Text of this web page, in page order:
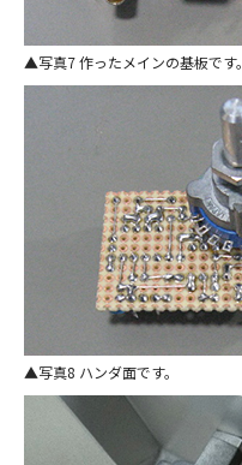
写真7 作ったメインの基板です。
写真8 ハンダ面です。